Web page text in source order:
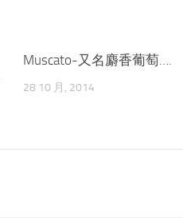
Muscato-又名麝香葡萄….
28 10 月, 2014